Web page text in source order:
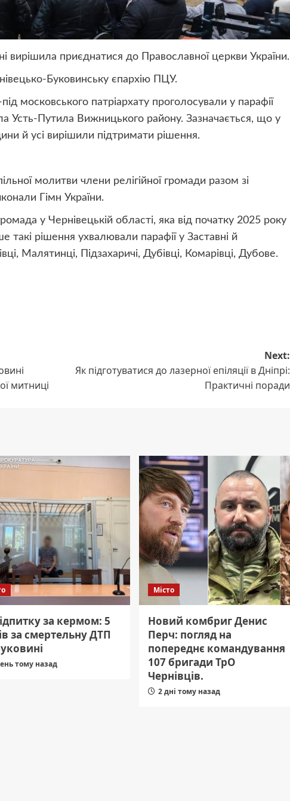
вирішила приєднатися до Православної церкви України.
Буковинську єпархію ПЦУ.
московського патріархату проголосували у парафії
Усть-Путила Вижницького району. Зазначається, що у
й усі вирішили підтримати рішення.
молитви члени релігійної громади разом зі
Гімн України.
у Чернівецькій області, яка від початку 2025 року
рішення ухвалювали парафії у Заставні й
Малятинці, Підзахаричі, Дубівці, Комарівці, Дубове.
митниці
Next:
Як підготуватися до лазерної епіляції в Дніпрі:
Практичні поради
за кермом: 5
за смертельну ДТП
тому назад
Місто
Новий комбриг Денис
Перч: погляд на
попереднє командування
107 бригади ТрО
Чернівців.
2 дні тому назад